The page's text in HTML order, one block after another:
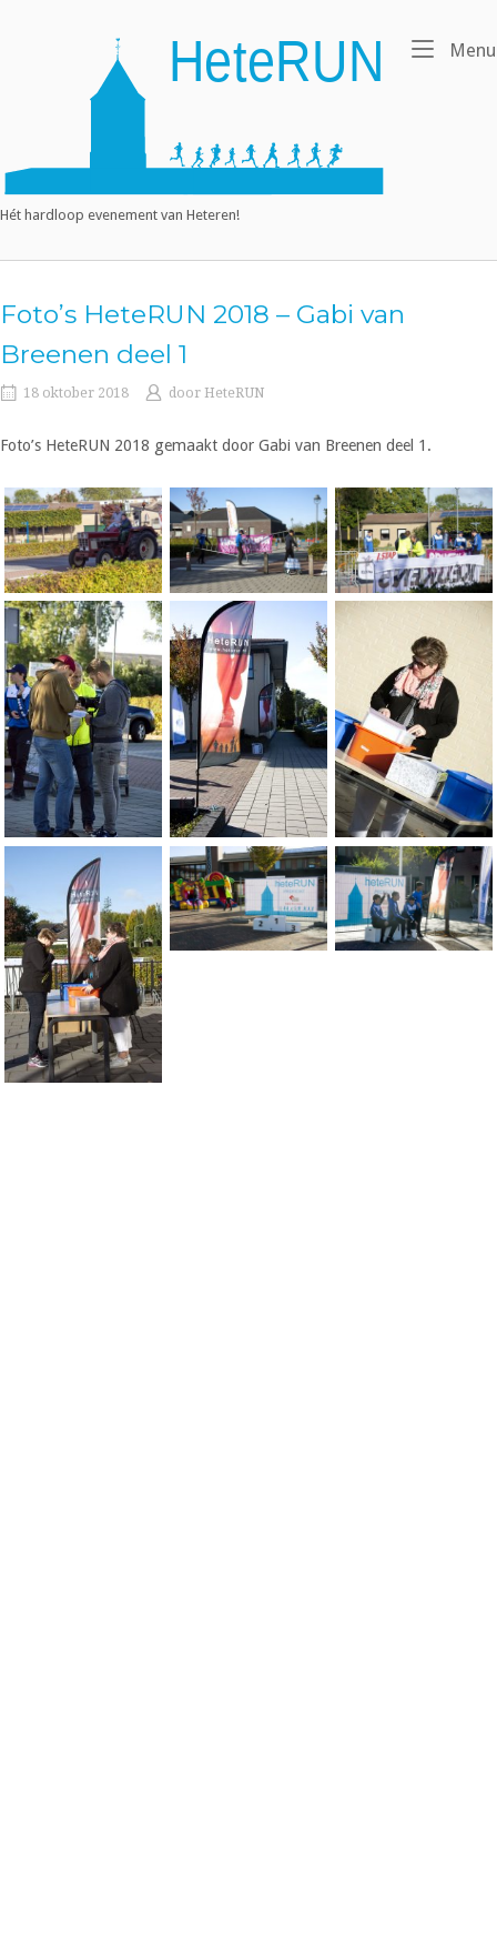
Hét hardloop evenement van Heteren!
Menu
Foto’s HeteRUN 2018 – Gabi van
Breenen deel 1
18 oktober 2018 door HeteRUN
Foto’s HeteRUN 2018 gemaakt door Gabi van Breenen deel 1.